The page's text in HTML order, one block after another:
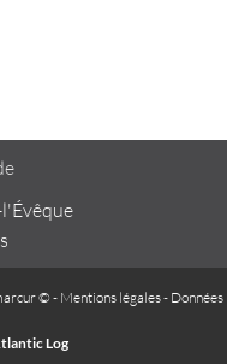
l'Évêque
© - Mentions légales- Données
Log